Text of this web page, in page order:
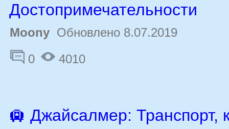
Достопримечательности
Moony Обновлено 8.07.2019
0
4010
🛄 Джайсалмер: Транспорт,